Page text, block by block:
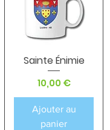
Aperçu rapide
Sainte Énimie
Prix
10,00 €
Ajouter au
panier